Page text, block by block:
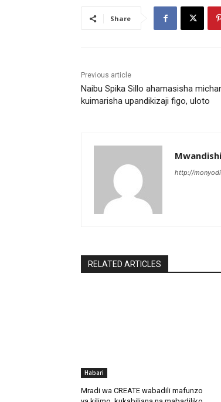
Share
Previous article
Naibu Spika Sillo ahamasisha
kuimarisha upandikizaji figo, uloto
http://
RELATED ARTICLES
Habari
Mradi wa CREATE wabadili mafunzo